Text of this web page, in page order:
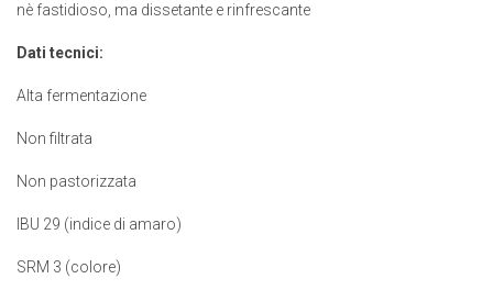
nè fastidioso, ma dissetante e rinfrescante
Dati tecnici:
Alta fermentazione
Non filtrata
Non pastorizzata
IBU 29 (indice di amaro)
SRM 3 (colore)